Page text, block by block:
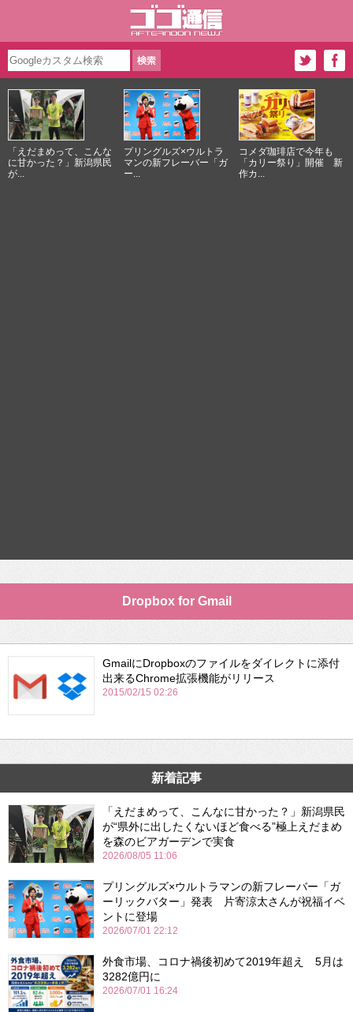
「えだまめって、こんな
に甘かった？」新潟県民
が...
プリングルズ×ウルトラ
マンの新フレーバー「ガ
ー...
コメダ珈琲店で今年も
「カリー祭り」開催 新
作カ...
Dropbox for Gmail
GmailにDropboxのファイルをダイレクトに添付
出来るChrome拡張機能がリリース
2015/02/15 02:26
新着記事
「えだまめって、こんなに甘かった？」新潟県民
が“県外に出したくないほど食べる”極上えだまめ
を森のビアガーデンで実食
2026/08/05 11:06
プリングルズ×ウルトラマンの新フレーバー「ガ
ーリックバター」発表 片寄涼太さんが祝福イベ
ントに登場
2026/07/01 22:12
外食市場、コロナ禍後初めて2019年超え 5月は
3282億円に
2026/07/01 16:24